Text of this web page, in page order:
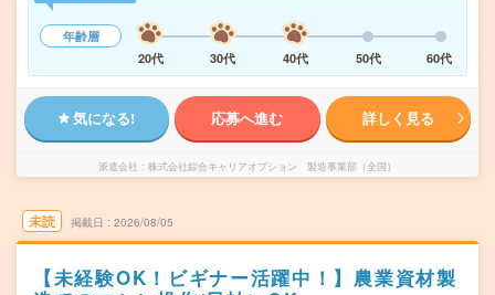
年齢層
20代
30代 40代 50代 60代
気になる! 応募へ進む 詳しく見る
派遣会社 株式会社綜合キャリアオプション 製造事業部（全国）
未読 掲載日 2026/08/05
【未経験OK！ビギナー活躍中！】農業資材製